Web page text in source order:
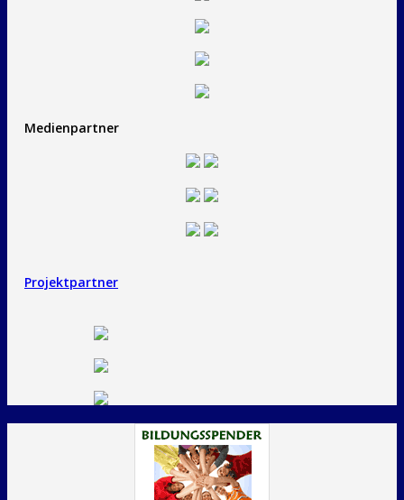
Medienpartner
Projektpartner